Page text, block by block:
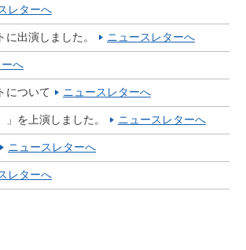
レターへ
出演しました。
ニュースレターへ
へ
について
ニュースレターへ
を上演しました。
ニュースレターへ
ニュースレターへ
レターへ